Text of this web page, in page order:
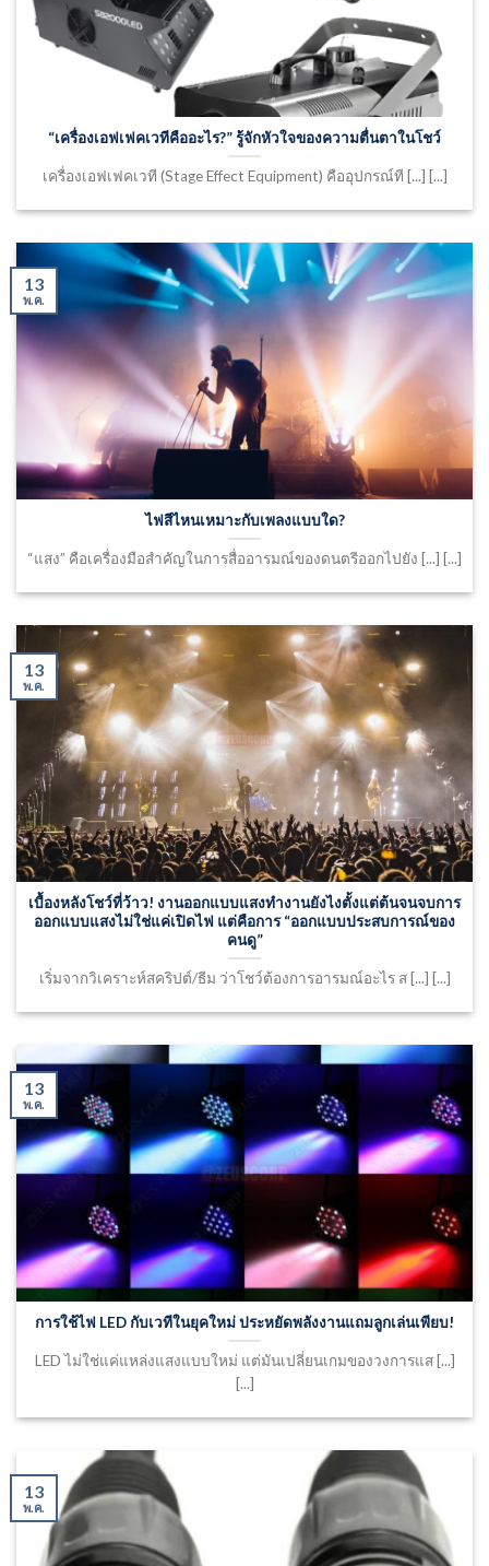
“เครื่องเอฟเฟคเวทีคืออะไร?” รู้จักหัวใจของความตื่นตาในโชว์
เครื่องเอฟเฟคเวที (Stage Effect Equipment) คืออุปกรณ์ที [...] [...]
ไฟสีไหนเหมาะกับเพลงแบบใด?
“แสง” คือเครื่องมือสำคัญในการสื่ออารมณ์ของดนตรีออกไปยัง [...] [...]
13
พ.ค.
เบื้องหลังโชว์ที่ว้าว! งานออกแบบแสงทำงานยังไงตั้งแต่ต้นจนจบการ
ออกแบบแสงไม่ใช่แค่เปิดไฟ แต่คือการ “ออกแบบประสบการณ์ของ
คนดู”
เริ่มจากวิเคราะห์สคริปต์/ธีม ว่าโชว์ต้องการอารมณ์อะไร ส [...] [...]
13
พ.ค.
การใช้ไฟ LED กับเวทีในยุคใหม่ ประหยัดพลังงานแถมลูกเล่นเพียบ!
LED ไม่ใช่แค่แหล่งแสงแบบใหม่ แต่มันเปลี่ยนเกมของวงการแส [...]
[...]
13
พ.ค.
13
พ.ค.